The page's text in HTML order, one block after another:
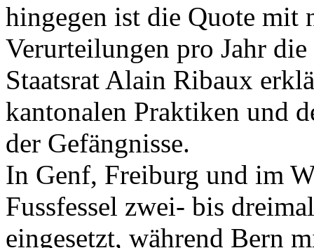
hingegen ist die Quote mit
Verurteilungen pro Jahr
Staatsrat Alain Ribaux
kantonalen Praktiken und
der Gefängnisse.
In Genf, Freiburg und im
Fussfessel zwei- bis
eingesetzt, während Bern